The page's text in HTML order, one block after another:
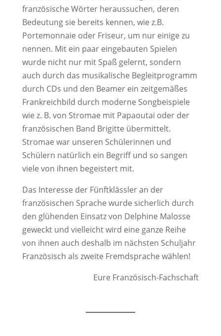
französische Wörter heraussuchen, deren
Bedeutung sie bereits kennen, wie z.B.
Portemonnaie oder Friseur, um nur einige zu
nennen. Mit ein paar eingebauten Spielen
wurde nicht nur mit Spaß gelernt, sondern
auch durch das musikalische Begleitprogramm
durch CDs und den Beamer ein zeitgemäßes
Frankreichbild durch moderne Songbeispiele
wie z. B. von Stromae mit Papaoutai oder der
französischen Band Brigitte übermittelt.
Stromae war unseren Schülerinnen und
Schülern natürlich ein Begriff und so sangen
viele von ihnen begeistert mit.
Das Interesse der Fünftklässler an der
französischen Sprache wurde sicherlich durch
den glühenden Einsatz von Delphine Malosse
geweckt und vielleicht wird eine ganze Reihe
von ihnen auch deshalb im nächsten Schuljahr
Französisch als zweite Fremdsprache wählen!
Eure Französisch-Fachschaft